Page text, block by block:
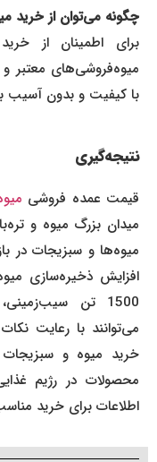
چگونه می‌توان از خرید
برای اطمینان از
میوه‌فروشی‌های معتبر و
با کیفیت و بدون آسیب
نتیجه‌گیری
قیمت عمده‌ فروشیمیوه
میدان بزرگ میوه و
میوه‌ها و سبزیجات در
1500 تن
می‌توانند با رعایت
خرید میوه و سبزیجات
محصولات در رژیم غذایی
اطلاعات برای خرید مناسب